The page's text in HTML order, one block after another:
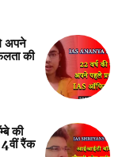
अपने
की
की
4वीं रैंक